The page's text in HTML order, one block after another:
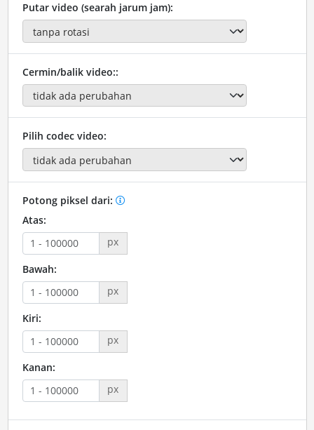
Putar video (searah jarum jam):
Cermin/balik video::
Pilih codec video:
Potong piksel dari:
Atas:
px
Bawah:
px
Kiri:
px
Kanan:
px